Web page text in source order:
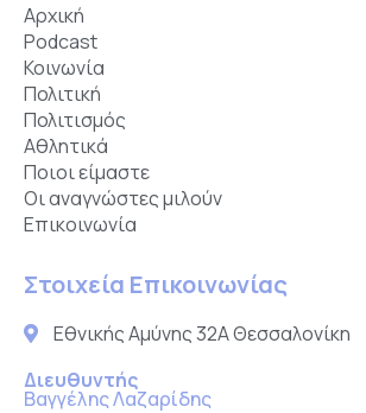
Αρχική
Podcast
Κοινωνία
Πολιτική
Πολιτισμός
Αθλητικά
Ποιοι είμαστε
Οι αναγνώστες μιλούν
Επικοινωνία
Στοιχεία Επικοινωνίας
Εθνικής Αμύνης 32Α Θεσσαλονίκη
Διευθυντής
Βαγγέλης Λαζαρίδης